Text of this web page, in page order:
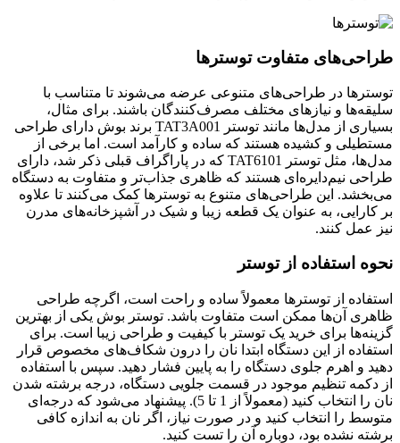
طراحی‌های متفاوت توسترها
توسترها در طراحی‌های متنوعی عرضه می‌شوند تا متناسب با
سلیقه‌ها و نیازهای مختلف مصرف‌کنندگان باشند. برای مثال،
بسیاری از مدل‌ها مانند توستر TAT3A001 برند بوش دارای طراحی
مستطیلی و کشیده هستند که ساده و کارآمد است. اما برخی از
مدل‌ها، مثل توستر TAT6101 که در پاراگراف قبلی ذکر شد، دارای
طراحی نیم‌دایره‌ای هستند که ظاهری جذاب‌تر و متفاوت به دستگاه
می‌بخشد. این طراحی‌های متنوع به توسترها کمک می‌کنند تا علاوه
بر کارایی، به عنوان یک قطعه زیبا و شیک در آشپزخانه‌های مدرن
نیز عمل کنند.
نحوه استفاده از توستر
استفاده از توسترها معمولاً ساده و راحت است، اگرچه طراحی
ظاهری آن‌ها ممکن است متفاوت باشد. توستر بوش یکی از بهترین
گزینه‌ها برای خرید یک توستر با کیفیت و طراحی زیبا است. برای
استفاده از این دستگاه ابتدا نان را درون شکاف‌های مخصوص قرار
دهید و اهرم جلوی دستگاه را به پایین فشار دهید. سپس با استفاده
از دکمه تنظیم موجود در قسمت جلویی دستگاه، درجه برشته شدن
نان را انتخاب کنید (معمولاً از 1 تا 5). پیشنهاد می‌شود که درجه‌ای
متوسط را انتخاب کنید و در صورت نیاز، اگر نان به اندازه کافی
برشته نشده بود، دوباره آن را تست کنید.